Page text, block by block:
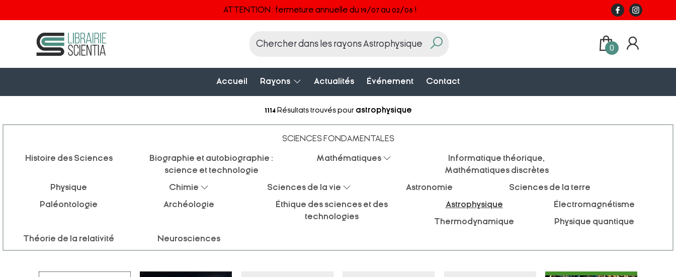
ATTENTION : fermeture annuelle du 19/07 au 02/08 !
0
Accueil Rayons Actualités Événement Contact
1114 Résultats trouvés pour astrophysique
SCIENCES FONDAMENTALES
Histoire des Sciences
Biographie et autobiographie :
science et technologie
Mathématiques
Informatique théorique,
Mathématiques discrètes
Physique
Chimie Sciences de la vie Astronomie
Sciences de la terre
Paléontologie
Archéologie
Éthique des sciences et des
technologies
Astrophysique
Électromagnétisme
Thermodynamique
Physique quantique
Théorie de la relativité
Neurosciences